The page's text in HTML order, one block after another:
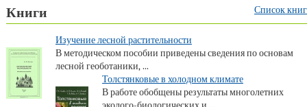
Книги Список книг
Изучение лесной растительности
В методическом пособии приведены сведения по основам
лесной геоботаники, ...
Толстянковые в холодном климате
В работе обобщены результаты многолетних